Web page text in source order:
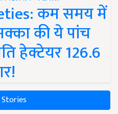
कम समय में
की ये पांच
हेक्टेयर 126.6